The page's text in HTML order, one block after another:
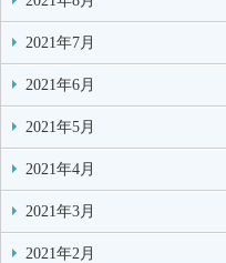
2021年7月
2021年6月
2021年5月
2021年4月
2021年3月
2021年2月